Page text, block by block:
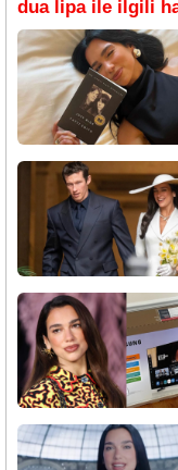
dua lipa ile ilgili